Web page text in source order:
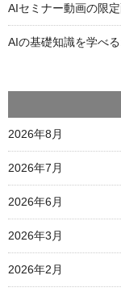
AIセミナー動画の限
AIの基礎知識を学べ
2026年8月
2026年7月
2026年6月
2026年3月
2026年2月